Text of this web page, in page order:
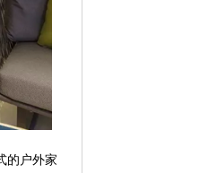
的户外家